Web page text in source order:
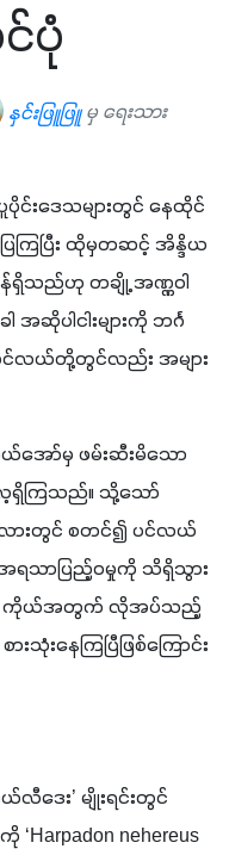
ပုံ
နှင်းဖြူဖြူမှ ရေးသား
းဒေသများတွင် နေထိုင်
ြကြပြီး ထိုမှတဆင့် အိန္ဒိယ
န်ရှိသည်ဟု တချို့ အဏ္ဏဝါ​
ဆိုပါငါးများကို ဘင်္ဂ
လယ်တို့တွင်လည်း အများ
အော်မှ ဖမ်းဆီးမိသော
လေ့ရှိကြသည်။ သို့သော်
လားတွင် စတင်၍ ပင်လယ်
၏အရသာပြည့်ဝမှုကို သိရှိသွား
ဓာ ကိုယ်အတွက် လိုအပ်သည့်
သုံးနေကြပြီဖြစ်ကြောင်း
ဒေး’ မျိုးရင်းတွင်
‘Harpadon nehereus